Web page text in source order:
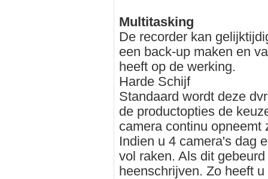
Multitasking
De recorder kan
een back-up maken en
heeft op de werking.
Harde Schijf
Standaard wordt deze
de productopties de
camera continu opneemt
Indien u 4 camera's dag
vol raken. Als dit
heenschrijven. Zo heeft